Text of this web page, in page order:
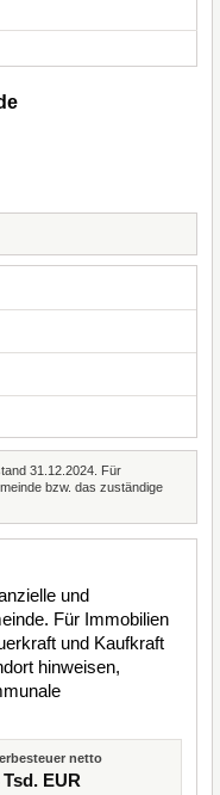
31.12.2024. Für
bzw. das zuständige
und
Für Immobilien
und Kaufkraft
hinweisen,
netto
Tsd. EUR